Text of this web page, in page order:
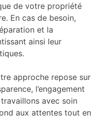
de votre propriété
En cas de besoin,
et la
ainsi leur
approche repose sur
l’engagement
avec soin
aux attentes tout en